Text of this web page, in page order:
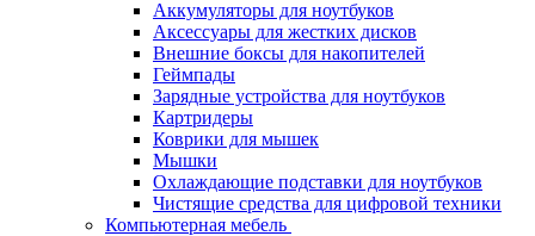
Аккумуляторы для ноутбуков
Аксессуары для жестких дисков
Внешние боксы для накопителей
Геймпады
Зарядные устройства для ноутбуков
Картридеры
Коврики для мышек
Мышки
Охлаждающие подставки для ноутбуков
Чистящие средства для цифровой техники
Компьютерная мебель